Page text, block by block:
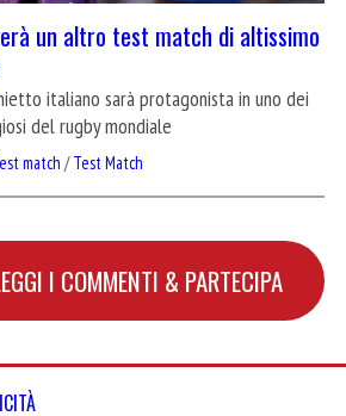
un altro test match di altissimo
italiano sarà protagonista in uno dei
del rugby mondiale
match /Test Match
I COMMENTI & PARTECIPA